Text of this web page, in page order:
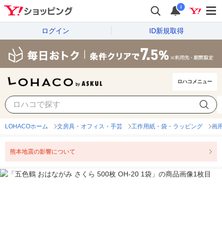
i
ログイン ID新規取得
ロハコメニュー
LOHACOホーム 文房具・オフィス・手芸 工作用紙・袋・ラッピング 画
熊本地震の影響について